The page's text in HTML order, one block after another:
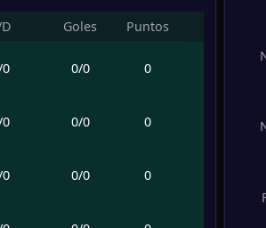
Goles Puntos
0 0/0 0
0 0/0 0
0 0/0 0